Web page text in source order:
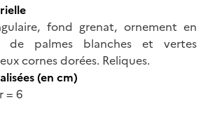
fond grenat, ornement en
de palmes blanches et vertes
cornes dorées. Reliques.
(en cm)
= 6